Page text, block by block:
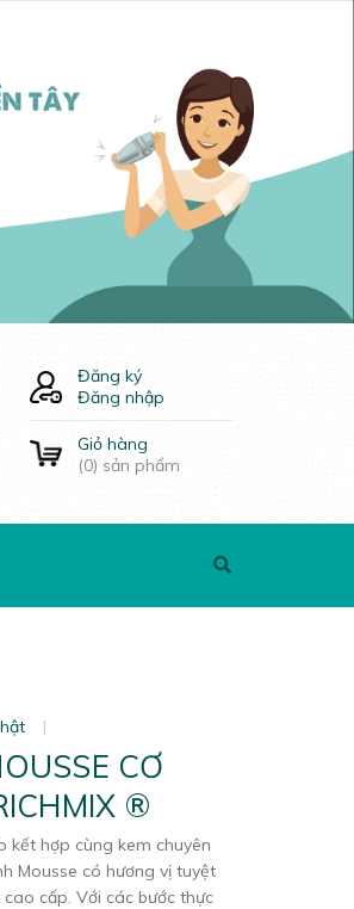
Đăng ký
Đăng nhập
Giỏ hàng
(0) sản phẩm
|
CƠ
®
kết hợp cùng kem chuyên
Mousse có hương vị tuyệt
cấp. Với các bước thực